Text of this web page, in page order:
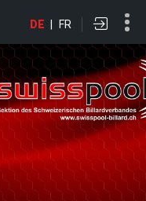
DE | FR